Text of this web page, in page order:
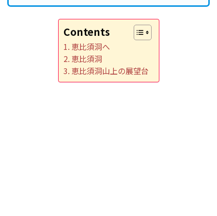
Contents
恵比須洞へ
恵比須洞
恵比須洞山上の展望台